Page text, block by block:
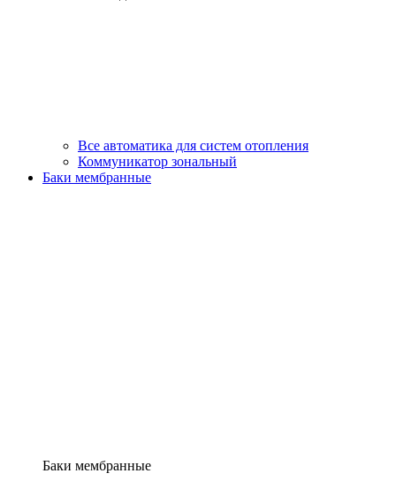
Все автоматика для систем отопления
Коммуникатор зональный
Баки мембранные
Баки мембранные